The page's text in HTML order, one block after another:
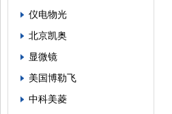
仪电物光
北京凯奥
显微镜
美国博勒飞
中科美菱